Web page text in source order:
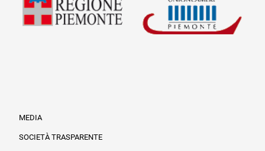
MEDIA
SOCIETÀ TRASPARENTE